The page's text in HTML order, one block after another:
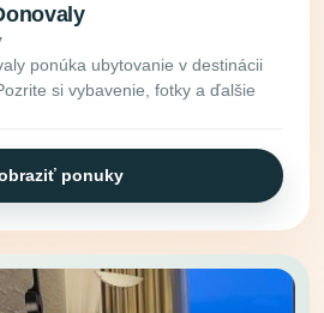
ponúka ubytovanie v destinácii
si vybavenie, fotky a ďalšie
ponuky